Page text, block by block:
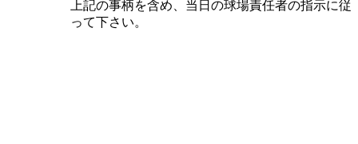
上記の事柄を含め、当日の球場責任者の指示に従
って下さい。